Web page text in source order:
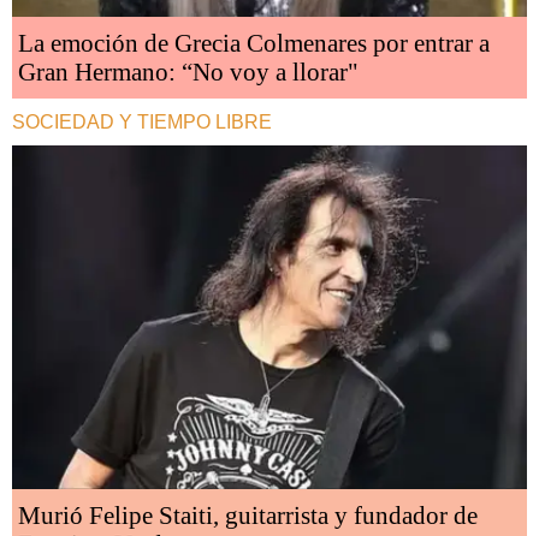
La emoción de Grecia Colmenares por entrar a
Gran Hermano: “No voy a llorar"
SOCIEDAD Y TIEMPO LIBRE
Murió Felipe Staiti, guitarrista y fundador de